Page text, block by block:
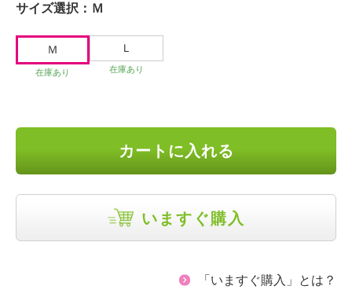
サイズ選択： Ｍ
Ｍ
在庫あり
Ｌ
在庫あり
カートに入れる
いますぐ購入
「いますぐ購入」とは？